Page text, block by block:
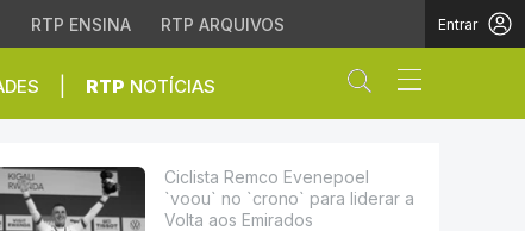
RTP ENSINA RTP ARQUIVOS Entrar
RTP NOTÍCIAS Abrir campo
para liderar a Volta
Ciclista Remco Evenepoel
`voou` no `crono` para liderar a
Volta aos Emirados